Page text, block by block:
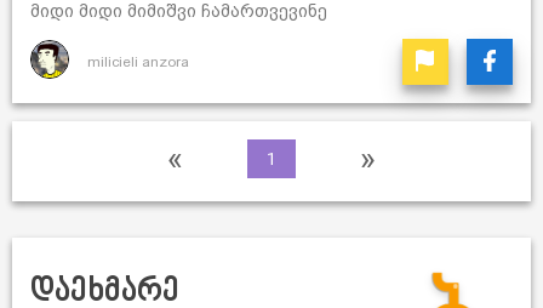
მიდი მიდი მიმიშვი ჩამართვევინე
milicieli anzora
« 1 »
დაეხმარე